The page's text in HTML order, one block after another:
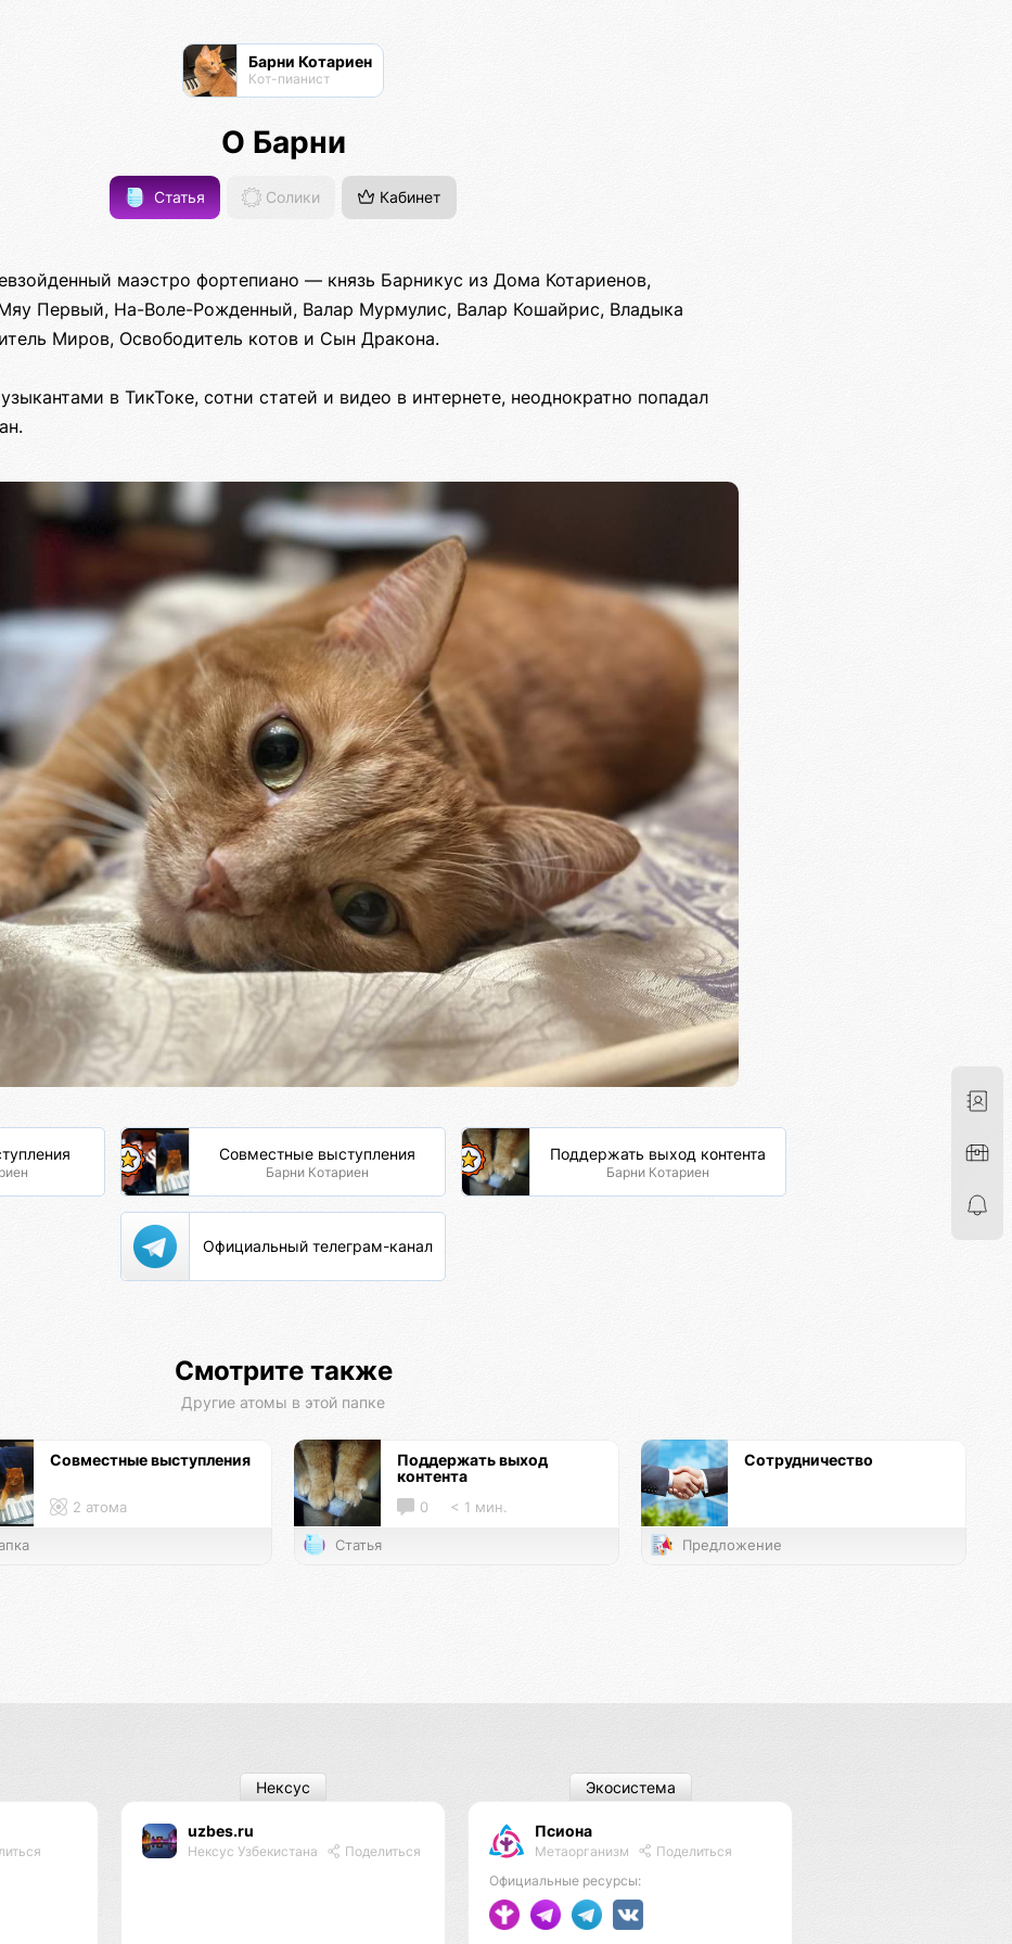
Барни Котариен
Кот-пианист
О Барни
Статья Солики Кабинет
маэстро фортепиано — князь Барникус из Дома Котариенов,
Первый, На-Воле-Рожденный, Валар Мурмулис, Валар Кошайрис, Владыка
Миров, Освободитель котов и Сын Дракона.
в ТикТоке, сотни статей и видео в интернете, неоднократно попадал
Совместные выступления
Барни Котариен
Поддержать выход контента
Барни Котариен
Официальный телеграм-канал
Смотрите также
Другие атомы в этой папке
Совместные выступления
2 атома
Поддержать выход
контента
0 < 1 мин.
Статья
Сотрудничество
Предложение
uzbes.ru
Нексус Узбекистана Поделиться
Нексус
Псиона
Метаорганизм
Поделиться
Официальные ресурсы:
Экосистема